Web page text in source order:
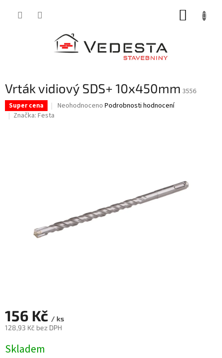
Vrták vidiový SDS+ 10x450mm 3556
Super cena
Průměrné
Neohodnoceno Podrobnosti hodnocení
Značka: Festa
156 Kč / ks
128,93 Kč bez DPH
cena:
Skladem